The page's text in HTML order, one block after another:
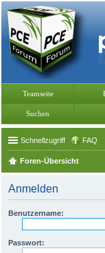
Teamseite
Suchen
Schnellzugriff FAQ
Foren-Übersicht
Anmelden
Benutzername:
Passwort: